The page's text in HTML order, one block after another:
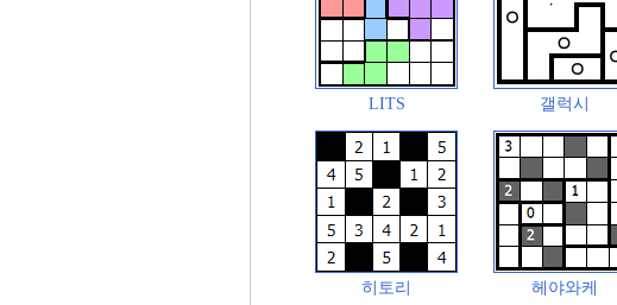
LITS 갤럭시
히토리 헤야와케